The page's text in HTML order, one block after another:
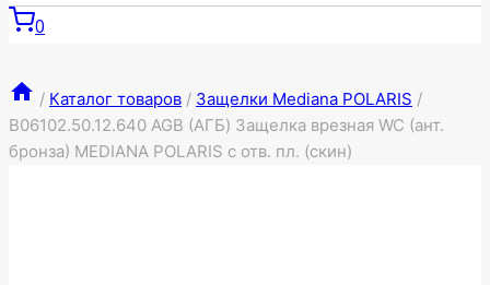
0
/ Каталог товаров / Защелки Mediana POLARIS /
B06102.50.12.640 AGB (АГБ) Защелка врезная WC (ант.
бронза) MEDIANA POLARIS с отв. пл. (скин)